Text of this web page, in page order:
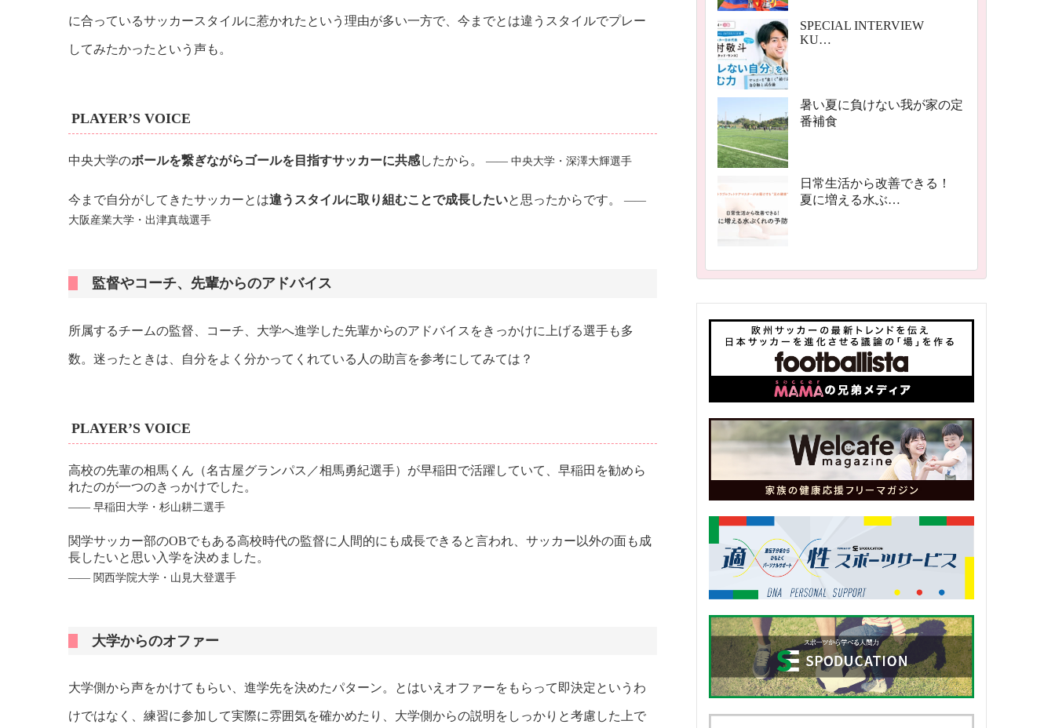
に合っているサッカースタイルに惹かれたという理由が多い一方で、今までとは違うスタイルでプレー
してみたかったという声も。
PLAYER’S VOICE
中央大学のボールを繋ぎながらゴールを目指すサッカーに共感したから。 ―― 中央大学・深澤大輝選手
今まで自分がしてきたサッカーとは違うスタイルに取り組むことで成長したいと思ったからです。
――
大阪産業大学・出津真哉選手
監督やコーチ、先輩からのアドバイス
所属するチームの監督、コーチ、大学へ進学した先輩からのアドバイスをきっかけに上げる選手も多
数。迷ったときは、自分をよく分かってくれている人の助言を参考にしてみては？
PLAYER’S VOICE
高校の先輩の相馬くん（名古屋グランパス／相馬勇紀選手）が早稲田で活躍していて、早稲田を勧めら
れたのが一つのきっかけでした。
―― 早稲田大学・杉山耕二選手
関学サッカー部のOBでもある高校時代の監督に人間的にも成長できると言われ、サッカー以外の面も成
長したいと思い入学を決めました。
―― 関西学院大学・山見大登選手
大学からのオファー
大学側から声をかけてもらい、進学先を決めたパターン。とはいえオファーをもらって即決定というわ
けではなく、練習に参加して実際に雰囲気を確かめたり、大学側からの説明をしっかりと考慮した上で
SPECIAL INTERVIEW
KU…
暑い夏に負けない我が家の定
番補食
日常生活から改善できる！
夏に増える水ぶ…